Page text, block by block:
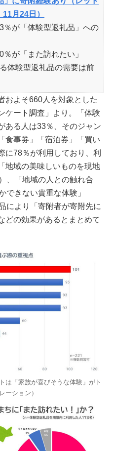
月24日）
％が「体験型返礼品」への
％が「また訪れたい」
体験型返礼品の需要は前
よそ660人を対象とした
ケート調査」より。「体験
ある人は33％、そのジャン
食事券」「宿泊券」「買い
に78％が利用しており、利
地域の美味しいものを現地
、「地域の人との触れ合
できない貴重な体験」
により「寄附者が寄附先に
どの効果があるとまとめて
は「家族が喜びそうな体験」がト
ーション）